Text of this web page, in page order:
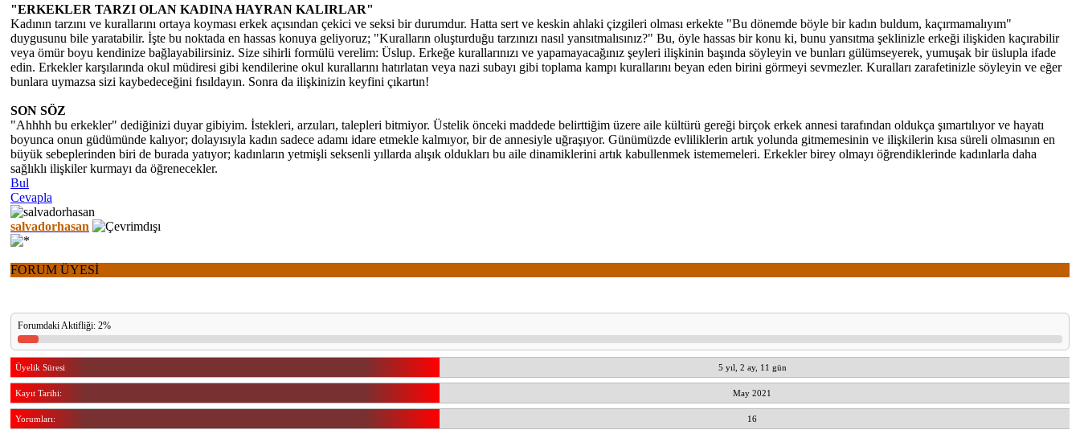
"ERKEKLER TARZI OLAN KADINA HAYRAN KALIRLAR"
Kadının tarzını ve kurallarını ortaya koyması erkek açısından çekici ve seksi bir durumdur. Hatta sert ve keskin ahlaki çizgileri olması erkekte "Bu dönemde böyle bir kadın buldum, kaçırmamalıyım"
duygusunu bile yaratabilir. İşte bu noktada en hassas konuya geliyoruz; "Kuralların oluşturduğu tarzınızı nasıl yansıtmalısınız?" Bu, öyle hassas bir konu ki, bunu yansıtma şeklinizle erkeği ilişkiden kaçırabilir
veya ömür boyu kendinize bağlayabilirsiniz. Size sihirli formülü verelim: Üslup. Erkeğe kurallarınızı ve yapamayacağınız şeyleri ilişkinin başında söyleyin ve bunları gülümseyerek, yumuşak bir üslupla ifade
edin. Erkekler karşılarında okul müdiresi gibi kendilerine okul kurallarını hatırlatan veya nazi subayı gibi toplama kampı kurallarını beyan eden birini görmeyi sevmezler. Kuralları zarafetinizle söyleyin ve eğer
bunlara uymazsa sizi kaybedeceğini fısıldayın. Sonra da ilişkinizin keyfini çıkartın!
SON SÖZ
"Ahhhh bu erkekler" dediğinizi duyar gibiyim. İstekleri, arzuları, talepleri bitmiyor. Üstelik önceki maddede belirttiğim üzere aile kültürü gereği birçok erkek annesi tarafından oldukça şımartılıyor ve hayatı
boyunca onun güdümünde kalıyor; dolayısıyla kadın sadece adamı idare etmekle kalmıyor, bir de annesiyle uğraşıyor. Günümüzde evliliklerin artık yolunda gitmemesinin ve ilişkilerin kısa süreli olmasının en
büyük sebeplerinden biri de burada yatıyor; kadınların yetmişli seksenli yıllarda alışık oldukları bu aile dinamiklerini artık kabullenmek istememeleri. Erkekler birey olmayı öğrendiklerinde kadınlarla daha
sağlıklı ilişkiler kurmayı da öğrenecekler.
Bul
Cevapla
salvadorhasan
FORUM ÜYESİ
Forumdaki Aktifliği: 2%
Üyelik Süresi 5 yıl, 2 ay, 11 gün
Kayıt Tarihi: May 2021
Yorumları: 16